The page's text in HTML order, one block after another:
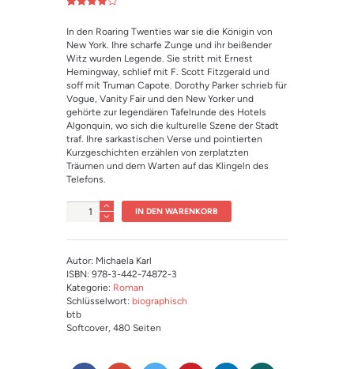
von 5,
basieren
d auf
Kundenbe
wertung
In den Roaring Twenties war sie die Königin von
New York. Ihre scharfe Zunge und ihr beißender
Witz wurden Legende. Sie stritt mit Ernest
Hemingway, schlief mit F. Scott Fitzgerald und
soff mit Truman Capote. Dorothy Parker schrieb für
Vogue, Vanity Fair und den New Yorker und
gehörte zur legendären Tafelrunde des Hotels
Algonquin, wo sich die kulturelle Szene der Stadt
traf. Ihre sarkastischen Verse und pointierten
Kurzgeschichten erzählen von zerplatzten
Träumen und dem Warten auf das Klingeln des
Telefons.
Anzahl IN DEN WARENKORB
Autor: Michaela Karl
ISBN: 978-3-442-74872-3
Kategorie: Roman
Schlüsselwort: biographisch
btb
Softcover, 480 Seiten